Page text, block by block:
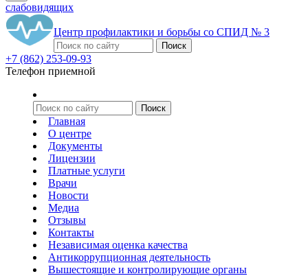
слабовидящих
Центр профилактики и борьбы со СПИД № 3
+7 (862) 253-09-93
Телефон приемной
Главная
О центре
Документы
Лицензии
Платные услуги
Врачи
Новости
Медиа
Отзывы
Контакты
Независимая оценка качества
Антикоррупционная деятельность
Вышестоящие и контролирующие органы